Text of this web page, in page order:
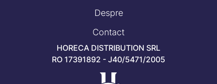
Despre
Contact
HORECA DISTRIBUTION SRL
RO 17391892 - J40/5471/2005